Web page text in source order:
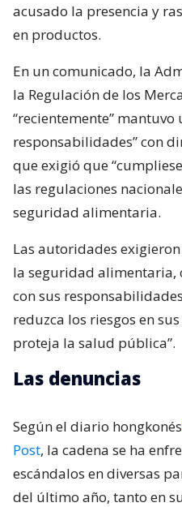
acusado la presencia y
en productos.
En un comunicado, la
la Regulación de los
“recientemente”
responsabilidades” con
que exigió que
las regulaciones
seguridad alimentaria.
Las autoridades exigieron
la seguridad
con sus
reduzca los riesgos en
proteja la salud pública”.
Las denuncias
Según el diario hongkonés
Post, la cadena se ha
escándalos en diversas
del último año, tanto en